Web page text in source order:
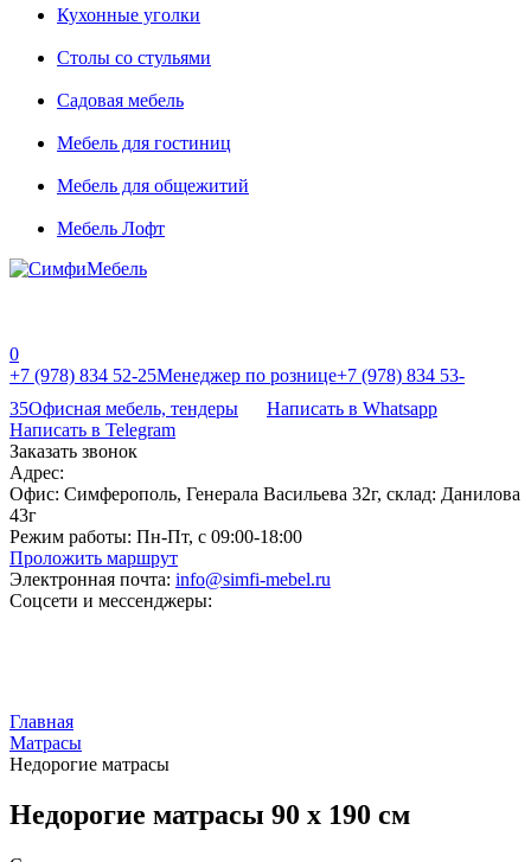
Кухонные уголки
Столы со стульями
Садовая мебель
Мебель для гостиниц
Мебель для общежитий
Мебель Лофт
0
+7 (978) 834 52-25Менеджер по рознице+7 (978) 834 53-
35Офисная мебель, тендеры
Написать в Whatsapp
Написать в Telegram
Заказать звонок
Адрес:
Офис: Симферополь, Генерала Васильева 32г, склад: Данилова
43г
Режим работы: Пн-Пт, с 09:00-18:00
Проложить маршрут
Электронная почта: info@simfi-mebel.ru
Соцсети и мессенджеры:
Главная
Матрасы
Недорогие матрасы
Недорогие матрасы 90 х 190 см